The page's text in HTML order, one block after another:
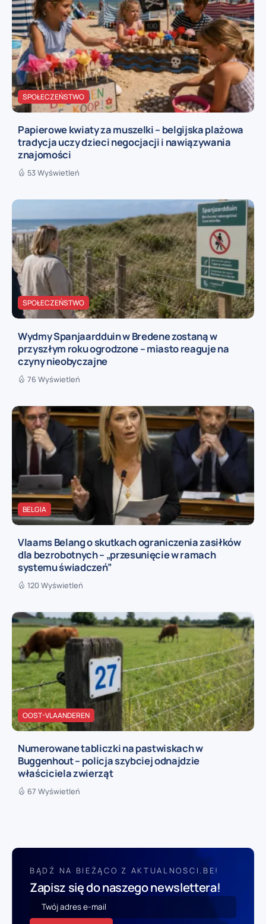
SPOŁECZEŃSTWO
Papierowe kwiaty za muszelki – belgijska plażowa
tradycja uczy dzieci negocjacji i nawiązywania
znajomości
53 Wyświetleń
SPOŁECZEŃSTWO
Wydmy Spanjaardduin w Bredene zostaną w
przyszłym roku ogrodzone – miasto reaguje na
czyny nieobyczajne
76 Wyświetleń
BELGIA
Vlaams Belang o skutkach ograniczenia zasiłków
dla bezrobotnych – „przesunięcie w ramach
systemu świadczeń”
120 Wyświetleń
OOST-VLAANDEREN
Numerowane tabliczki na pastwiskach w
Buggenhout – policja szybciej odnajdzie
właściciela zwierząt
67 Wyświetleń
BĄDŹ NA BIEŻĄCO Z AKTUALNOSCI.BE!
Zapisz się do naszego newslettera!